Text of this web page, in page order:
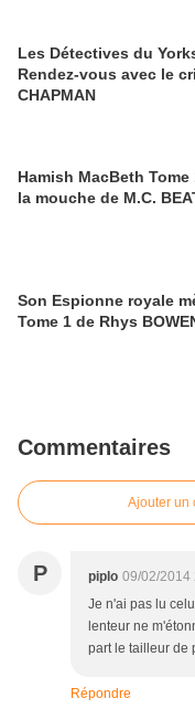
Les Détectives du
Rendez-vous avec le
CHAPMAN
Hamish MacBeth
la mouche de M.C.
Son Espionne royale
Tome 1 de Rhys
Commentaires
Ajouter un
P piplo 09/02/2014
Je n'ai pas lu
lenteur ne
part le tailleur de
Répondre